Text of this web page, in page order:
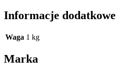
Informacje dodatkowe
Waga 1 kg
Marka